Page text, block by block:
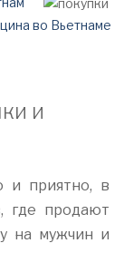
во Вьетнаме
и
и приятно, в
где продают
на мужчин и